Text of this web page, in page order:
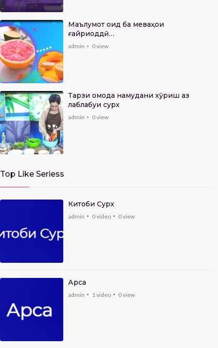
Маълумот оид ба меваҳои
ғайриоддӣ…
admin 0view
Тарзи омода намудани хӯриш аз
лаблабуи сурх
admin 0view
Top Like Seriess
Китоби Сурх
admin 0video 0view
Арса
admin 1 video 0view